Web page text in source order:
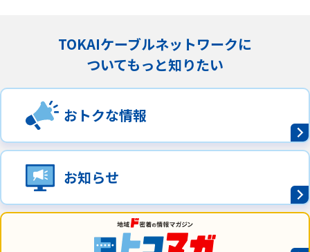
TOKAIケーブルネットワークに
ついてもっと知りたい
おトクな情報
お知らせ